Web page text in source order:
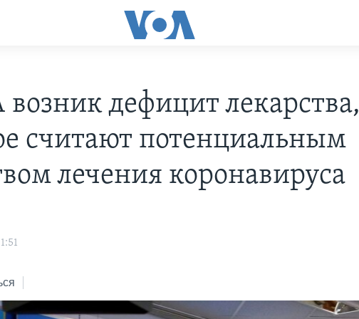
дефицит лекарства,
считают потенциальным
лечения коронавируса